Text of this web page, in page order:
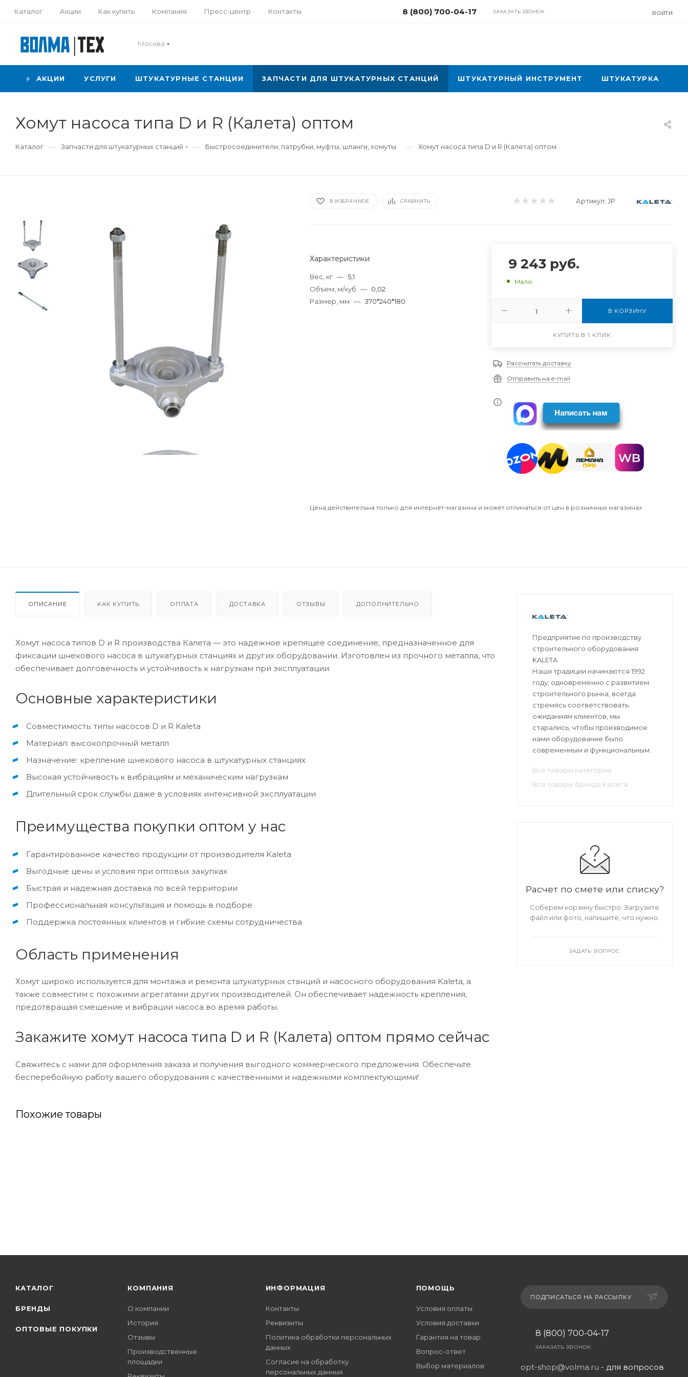
Каталог Акции Как купить Компания Пресс-центр Контакты 8 (800) 700-04-17 ЗАКАЗАТЬ ЗВОНОК ВОЙТИ
Москва
АКЦИИ УСЛУГИ ШТУКАТУРНЫЕ СТАНЦИИ ЗАПЧАСТИ ДЛЯ ШТУКАТУРНЫХ СТАНЦИЙ ШТУКАТУРНЫЙ ИНСТРУМЕНТ ШТУКАТУРКА
Хомут насоса типа D и R (Калета) оптом
Каталог — Запчасти для штукатурных станций — Быстросоединители, патрубки, муфты, шланги, хомуты — Хомут насоса типа D и R (Калета) оптом
В ИЗБРАННОЕ СРАВНИТЬ Артикул: JP
Характеристики
Вес, кг — 5,1
Объем, м/куб — 0,02
Размер, мм — 370*240*180
9 243 руб.
Мало
В КОРЗИНУ
КУПИТЬ В 1 КЛИК
Рассчитать доставку
Отправить на e-mail
Цена действительна только для интернет-магазина и может отличаться от цен в розничных магазинах
ОПИСАНИЕ КАК КУПИТЬ ОПЛАТА ДОСТАВКА ОТЗЫВЫ ДОПОЛНИТЕЛЬНО
Хомут насоса типов D и R производства Калета — это надежное крепящее соединение, предназначенное для
фиксации шнекового насоса в штукатурных станциях и других оборудовании. Изготовлен из прочного металла, что
обеспечивает долговечность и устойчивость к нагрузкам при эксплуатации.
Основные характеристики
Совместимость: типы насосов D и R Kaleta
Материал: высокопрочный металл
Назначение: крепление шнекового насоса в штукатурных станциях
Высокая устойчивость к вибрациям и механическим нагрузкам
Длительный срок службы даже в условиях интенсивной эксплуатации
Преимущества покупки оптом у нас
Гарантированное качество продукции от производителя Kaleta
Выгодные цены и условия при оптовых закупках
Быстрая и надежная доставка по всей территории
Профессиональная консультация и помощь в подборе
Поддержка постоянных клиентов и гибкие схемы сотрудничества
Область применения
Хомут широко используется для монтажа и ремонта штукатурных станций и насосного оборудования Kaleta, а
также совместим с похожими агрегатами других производителей. Он обеспечивает надежность крепления,
предотвращая смещение и вибрации насоса во время работы.
Закажите хомут насоса типа D и R (Калета) оптом прямо сейчас
Свяжитесь с нами для оформления заказа и получения выгодного коммерческого предложения. Обеспечьте
бесперебойную работу вашего оборудования с качественными и надежными комплектующими!
Похожие товары
Предприятие по производству
строительного оборудования
KALETA
Наши традиции начинаются 1992
году, одновременно с развитием
строительного рынка, всегда
стремясь соответствовать
ожиданиям клиентов, мы
старались, чтобы производимое
нами оборудование было
современным и функциональным.
Все товары категории
Все товары бренда Калета
Расчет по смете или списку?
Соберем корзину быстро. Загрузите
файл или фото, напишите, что нужно.
ЗАДАТЬ ВОПРОС
КАТАЛОГ
БРЕНДЫ
ОПТОВЫЕ ПОКУПКИ
КОМПАНИЯ
О компании
История
Отзывы
Производственные
площадки
ИНФОРМАЦИЯ
Контакты
Реквизиты
Политика обработки персональных
данных
Согласие на обработку
персональных данных
ПОМОЩЬ
Условия оплаты
Условия доставки
Гарантия на товар
Вопрос-ответ
Выбор материалов
ПОДПИСАТЬСЯ НА РАССЫЛКУ
8 (800) 700-04-17
ЗАКАЗАТЬ ЗВОНОК
opt-shop@volma.ru - для вопросов